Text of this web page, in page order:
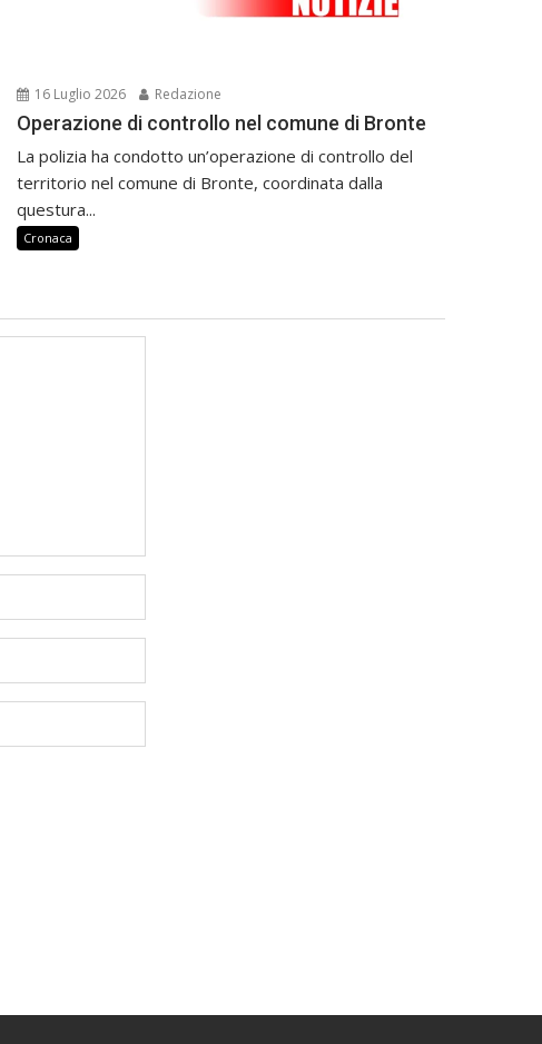
16 Luglio 2026 Redazione
Operazione di controllo nel comune di Bronte
La polizia ha condotto un’operazione di controllo del
territorio nel comune di Bronte, coordinata dalla
questura...
Cronaca